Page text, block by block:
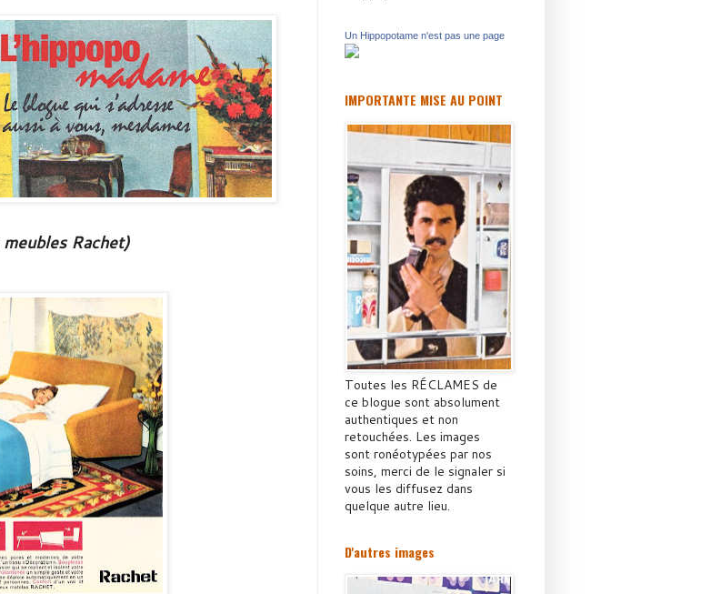
meubles Rachet)
Un Hippopotame n'est pas une page
IMPORTANTE MISE AU POINT
Toutes les RÉCLAMES de
ce blogue sont absolument
authentiques et non
retouchées. Les images
sont ronéotypées par nos
soins, merci de le signaler si
vous les diffusez dans
quelque autre lieu.
D'autres images